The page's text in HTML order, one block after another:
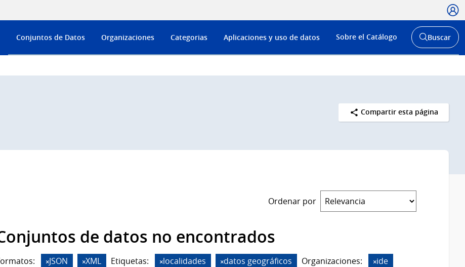
Menú
de
Conjuntos de Datos Organizaciones Categorias Aplicaciones y uso de datos Sobre el Catálogo
Abrir
buscador
Buscar
Compartir esta página
Ordenar por
de datos no encontrados
JSON XML Etiquetas: localidades datos geográficos Organizaciones: ide